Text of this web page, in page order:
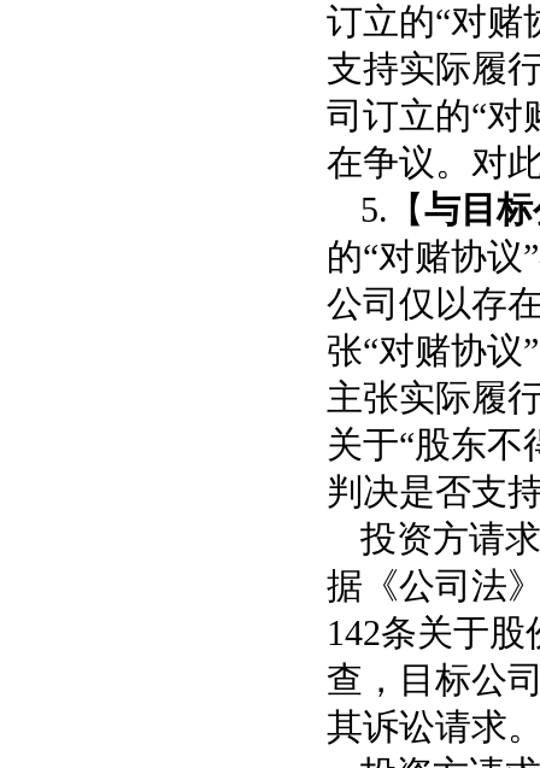
订立的“对赌
支持实际履
司订立的“对
在争议。对
5.【与目
的“对赌协议
公司仅以存
张“对赌协议
主张实际履
关于“股东不
判决是否支
投资方请
据《公司法
142条关于
查，目标公
其诉讼请求